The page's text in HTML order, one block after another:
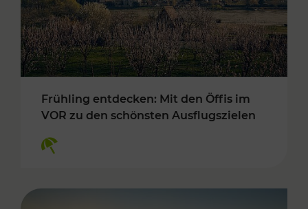
Frühling entdecken: Mit den Öffis im
VOR zu den schönsten Ausflugszielen